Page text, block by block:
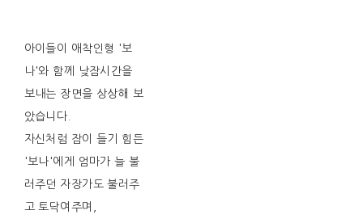
아이들이 애착인형 '보
나'와 함께 낮잠시간을
보내는 장면을 상상해 보
았습니다.
자신처럼 잠이 들기 힘든
'보나'에게 엄마가 늘 불
러주던 자장가도 불러주
고 토닥여주며,